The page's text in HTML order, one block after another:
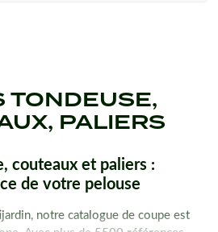
TONDEUSE,
PALIERS
couteaux et paliers :
de votre pelouse
notre catalogue de coupe est